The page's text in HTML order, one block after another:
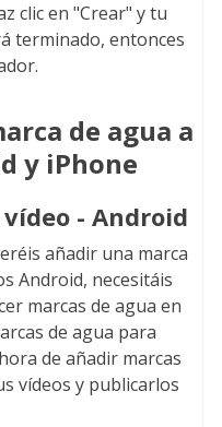
clic en "Crear" y tu
terminado, entonces
de agua a
y iPhone
- Android
añadir una marca
Android, necesitáis
marcas de agua en
de agua para
de añadir marcas
vídeos y publicarlos